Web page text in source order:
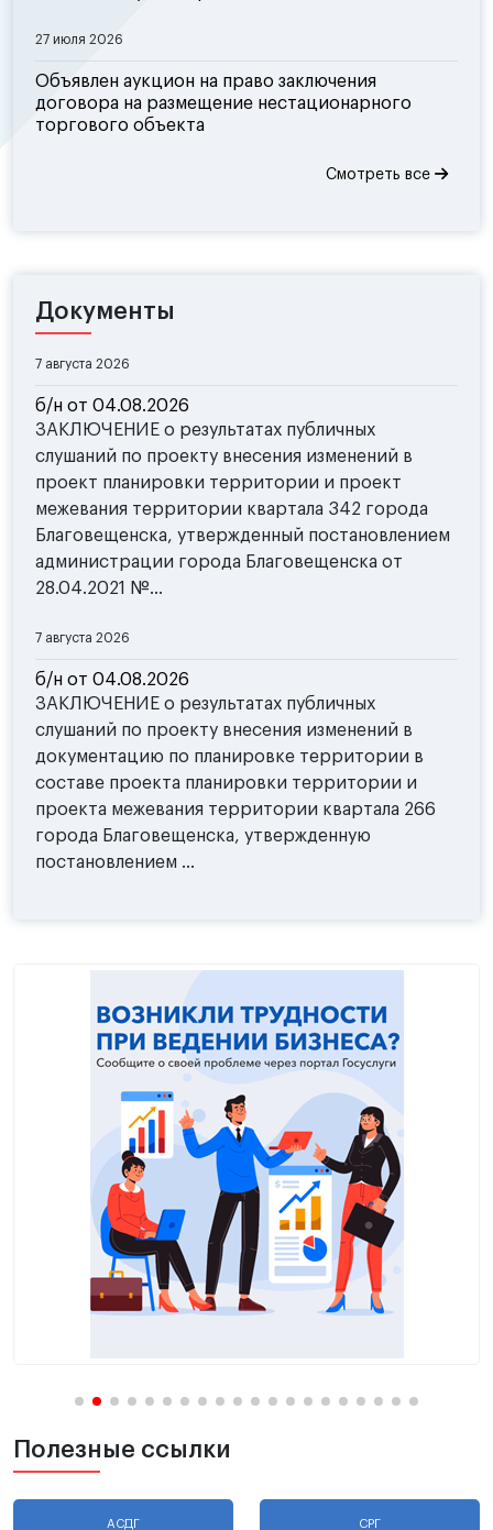
27 июля 2026
Объявлен аукцион на право заключения
договора на размещение нестационарного
торгового объекта
Смотреть все
Документы
7 августа 2026
б/н от 04.08.2026
ЗАКЛЮЧЕНИЕ о результатах публичных
слушаний по проекту внесения изменений в
проект планировки территории и проект
межевания территории квартала 342 города
Благовещенска, утвержденный постановлением
администрации города Благовещенска от
28.04.2021 №...
7 августа 2026
б/н от 04.08.2026
ЗАКЛЮЧЕНИЕ о результатах публичных
слушаний по проекту внесения изменений в
документацию по планировке территории в
составе проекта планировки территории и
проекта межевания территории квартала 266
города Благовещенска, утвержденную
постановлением ...
Полезные ссылки
АСДГ СРГ